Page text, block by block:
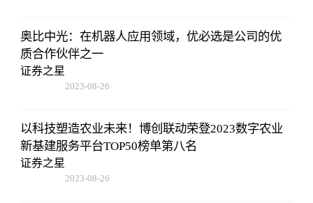
奥比中光：在机器人应用领域，优必选是公司的优
质合作伙伴之一
证券之星
2023-08-26
以科技塑造农业未来！博创联动荣登2023数字农业
新基建服务平台TOP50榜单第八名
证券之星
2023-08-26